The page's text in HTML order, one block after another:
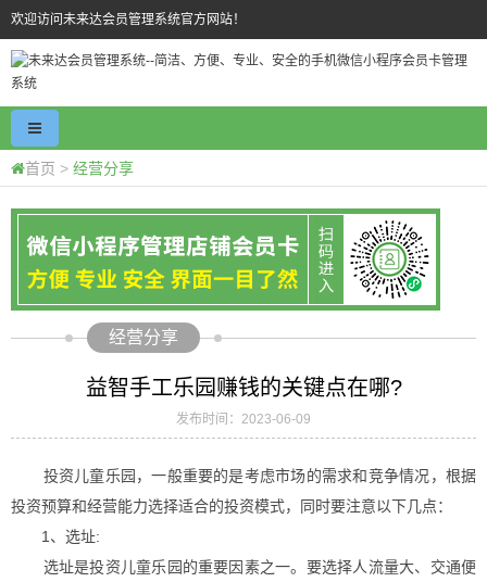
欢迎访问未来达会员管理系统官方网站！
首页 > 经营分享
经营分享
益智手工乐园赚钱的关键点在哪?
发布时间：2023-06-09
投资儿童乐园，一般重要的是考虑市场的需求和竞争情况，根据
投资预算和经营能力选择适合的投资模式，同时要注意以下几点：
1、选址:
选址是投资儿童乐园的重要因素之一。要选择人流量大、交通便